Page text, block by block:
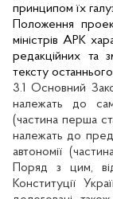
принципом їх
Положення
міністрів АРК
редакційних та
тексту
3.1 Основний
належать до
(частина перша
належать до
автономії
Поряд з цим,
Конституції